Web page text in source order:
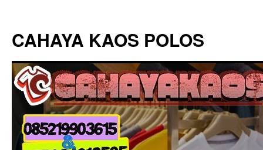
isi
CAHAYA KAOS POLOS